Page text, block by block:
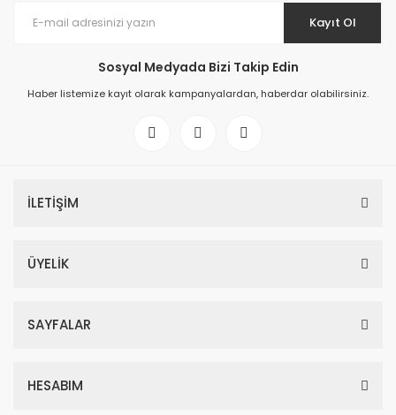
Kayıt Ol
Sosyal Medyada Bizi Takip Edin
Haber listemize kayıt olarak kampanyalardan, haberdar olabilirsiniz.
İLETİŞİM
ÜYELİK
SAYFALAR
HESABIM